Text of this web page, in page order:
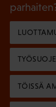
TÖISSÄ